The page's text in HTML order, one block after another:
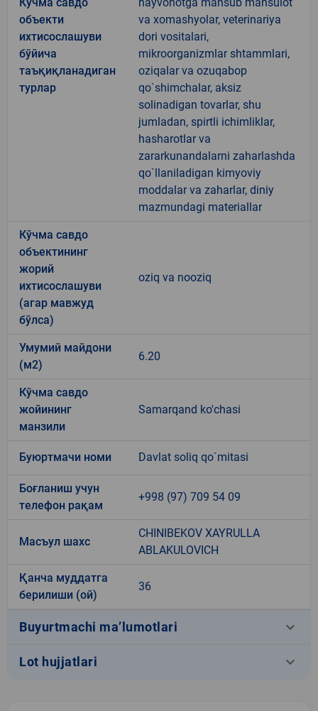
объекти
ихтисослашуви
бўйича
таъқиқланадиган
турлар
va xomashyolar, veterinariya
dori vositalari,
mikroorganizmlar shtammlari,
oziqalar va ozuqabop
qo`shimchalar, aksiz
solinadigan tovarlar, shu
jumladan, spirtli ichimliklar,
hasharotlar va
zararkunandalarni zaharlashda
qo`llaniladigan kimyoviy
moddalar va zaharlar, diniy
mazmundagi materiallar
Кўчма савдо
объектининг
жорий
ихтисослашуви
(агар мавжуд
бўлса)
oziq va nooziq
Умумий майдони
(м2)
6.20
Кўчма савдо
жойининг
манзили
Samarqand ko'chasi
Буюртмачи номи Davlat soliq qo`mitasi
Боғланиш учун
телефон рақам
+998 (97) 709 54 09
Масъул шахс
CHINIBEKOV XAYRULLA
ABLAKULOVICH
Қанча муддатга
берилиши (ой)
36
Buyurtmachi ma’lumotlari keyboard_arrow_down
Lot hujjatlari keyboard_arrow_down